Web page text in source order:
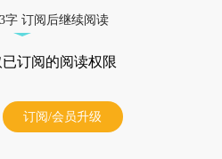
字 订阅后继续阅读
已订阅的阅读权限
订阅/会员升级